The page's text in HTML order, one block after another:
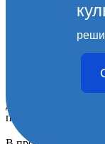
19 марта 2023
им.Эрьзя посетили
государственного
дизайна) в
победителей.